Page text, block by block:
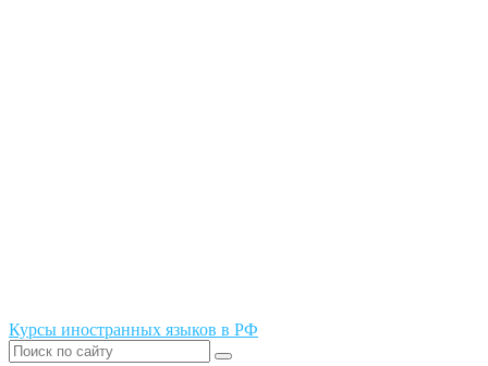
Курсы иностранных языков в РФ